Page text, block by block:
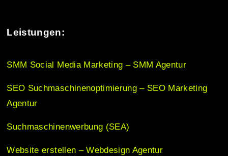
t
i
o
n
Leistungen:
SMM Social Media Marketing – SMM Agentur
SEO Suchmaschinenoptimierung – SEO Marketing
Agentur
Suchmaschinenwerbung (SEA)
Website erstellen – Webdesign Agentur